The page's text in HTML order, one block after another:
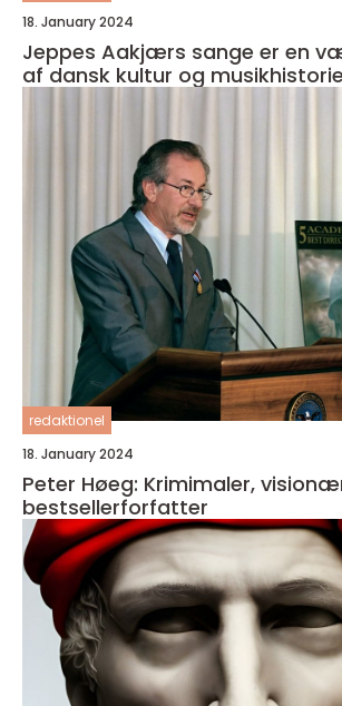
18. January 2024
Jeppes Aakjærs sange er en
af dansk kultur og musikhistorie
redaktionel
18. January 2024
Peter Høeg: Krimimaler,
bestsellerforfatter